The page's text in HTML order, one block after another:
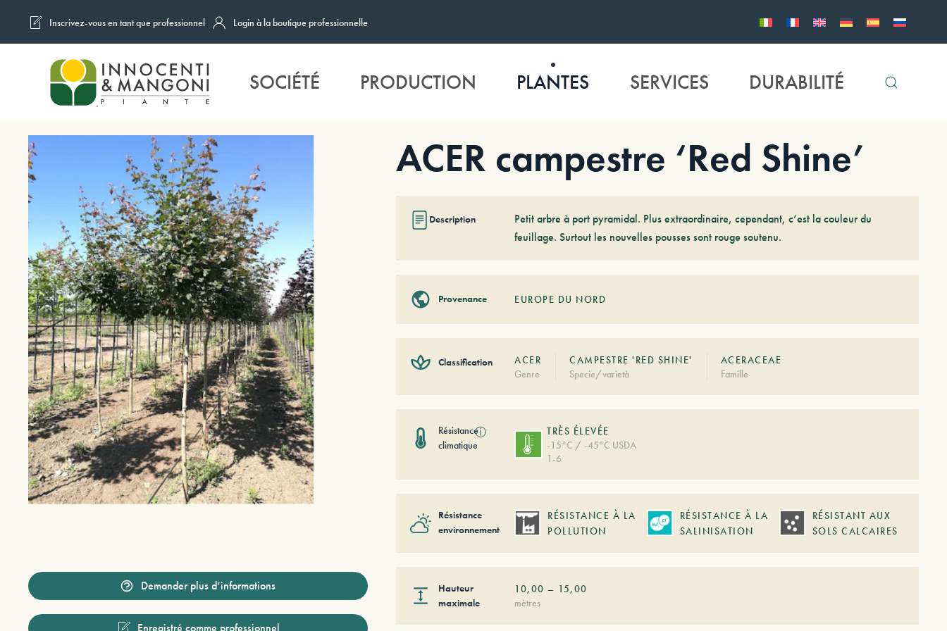
Skip to main content
Inscrivez-vous en tant que professionnel Login à la boutique professionnelle
SOCIÉTÉ PRODUCTION PLANTES SERVICES DURABILITÉ
Demander plus d’informations
Enregistré comme professionnel
ACER campestre ‘Red Shine’
Description
Petit arbre à port pyramidal. Plus extraordinaire, cependant, c’est la couleur du
feuillage. Surtout les nouvelles pousses sont rouge soutenu.
Provenance EUROPE DU NORD
Classification
ACER
Genre
CAMPESTRE 'RED SHINE'
Specie/varietà
ACERACEAE
Famille
Résistance
climatique
ⓘ
TRÈS ÉLEVÉE
-15°C / -45°C USDA
1-6
Résistance
environnementale
RÉSISTANCE À LA
POLLUTION
RÉSISTANCE À LA
SALINISATION
RÉSISTANT AUX
SOLS CALCAIRES
Hauteur
maximale
10,00 – 15,00
mètres